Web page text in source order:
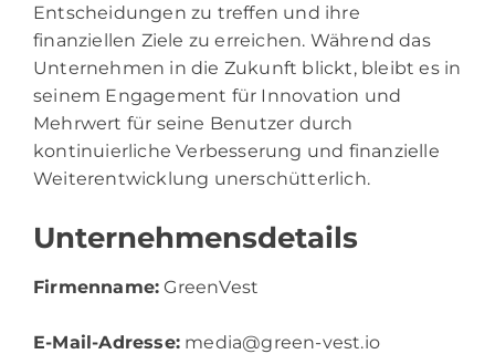
Entscheidungen zu treffen und ihre
finanziellen Ziele zu erreichen. Während das
Unternehmen in die Zukunft blickt, bleibt es in
seinem Engagement für Innovation und
Mehrwert für seine Benutzer durch
kontinuierliche Verbesserung und finanzielle
Weiterentwicklung unerschütterlich.
Unternehmensdetails
Firmenname: GreenVest
E-Mail-Adresse: media@green-vest.io